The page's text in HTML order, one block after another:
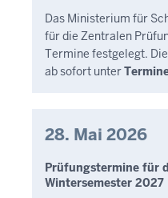
Das Ministerium für
für die Zentralen
Termine festgelegt.
ab sofort unter
28. Mai 2026
Prüfungstermine für
Wintersemester 2027